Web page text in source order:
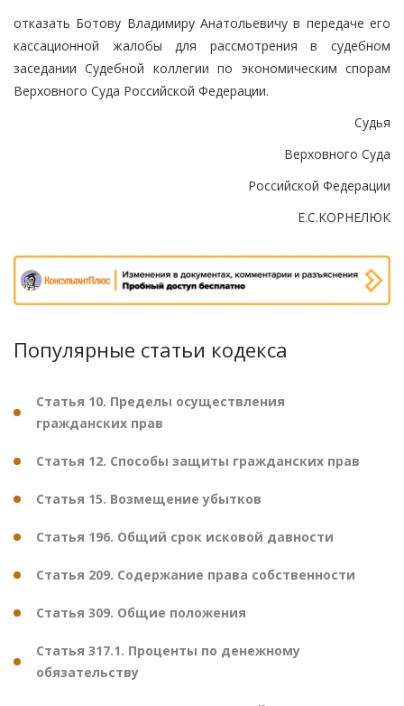
отказать Ботову Владимиру Анатольевичу в передаче его
кассационной жалобы для рассмотрения в судебном
заседании Судебной коллегии по экономическим спорам
Верховного Суда Российской Федерации.
Судья
Верховного Суда
Российской Федерации
Е.С.КОРНЕЛЮК
Популярные статьи кодекса
Статья 10. Пределы осуществления
гражданских прав
Статья 12. Способы защиты гражданских прав
Статья 15. Возмещение убытков
Статья 196. Общий срок исковой давности
Статья 209. Содержание права собственности
Статья 309. Общие положения
Статья 317.1. Проценты по денежному
обязательству